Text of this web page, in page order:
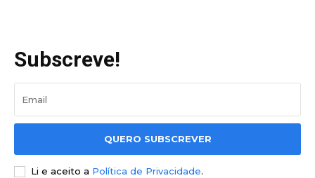
Subscreve!
QUERO SUBSCREVER
Li e aceito a Política de Privacidade.